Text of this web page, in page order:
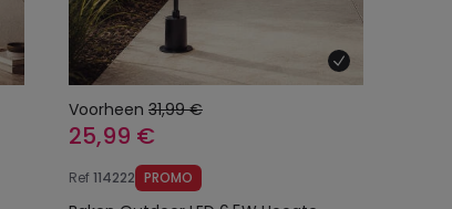
Voorheen 31,99 €
25,99 €
Ref114222 PROMO